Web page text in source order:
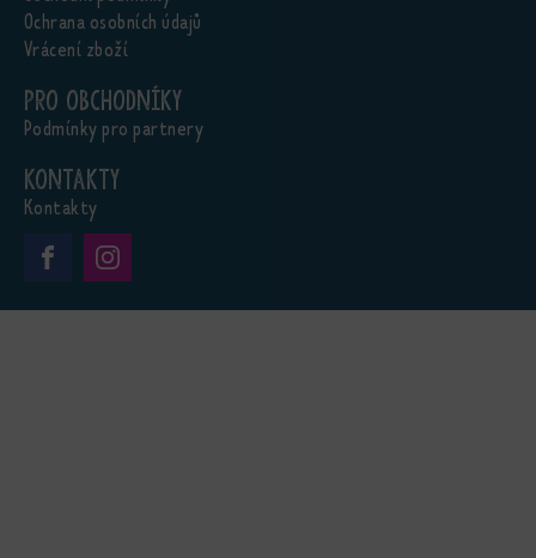
Ochrana osobních údajů
Vrácení zboží
Pro obchodníky
Podmínky pro partnery
Kontakty
Kontakty